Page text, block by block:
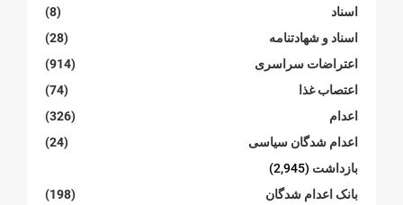
اسناد
(8)
اسناد و شهادتنامە
(28)
اعتراضات سراسری
(914)
اعتصاب غذا
(74)
اعدام
(326)
اعدام شدگان سیاسی
(24)
بازداشت (2,945)
بانک اعدام شدگان
(198)